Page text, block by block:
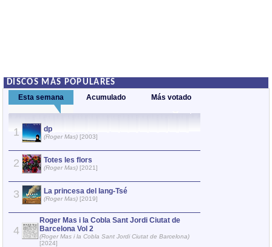
DISCOS MÁS POPULARES
Esta semana Acumulado Más votado
1 dp
(Roger Mas) [2003]
2 Totes les flors
(Roger Mas) [2021]
3 La princesa del Iang-Tsé
(Roger Mas) [2019]
4
Roger Mas i la Cobla Sant Jordi Ciutat de
Barcelona Vol 2
(Roger Mas i la Cobla Sant Jordi Ciutat de Barcelona)
[2024]